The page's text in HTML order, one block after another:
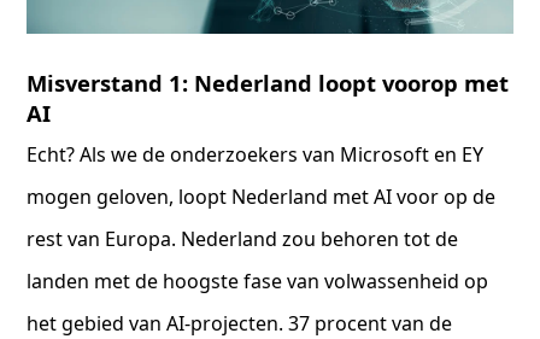
Misverstand 1: Nederland loopt voorop met
AI
Echt? Als we de onderzoekers van Microsoft en EY
mogen geloven, loopt Nederland met AI voor op de
rest van Europa. Nederland zou behoren tot de
landen met de hoogste fase van volwassenheid op
het gebied van AI-projecten. 37 procent van de